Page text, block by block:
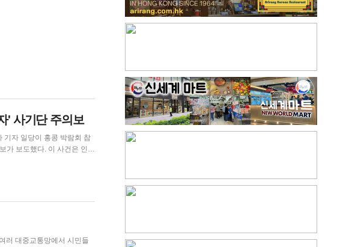
' 사기단 주의보
이 사건은 인플
장하는 무리와 맞닥뜨린